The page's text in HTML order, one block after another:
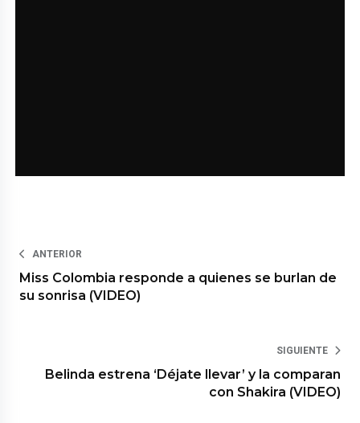
ANTERIOR
Miss Colombia responde a quienes se burlan de
su sonrisa (VIDEO)
SIGUIENTE
Belinda estrena ‘Déjate llevar’ y la comparan
con Shakira (VIDEO)